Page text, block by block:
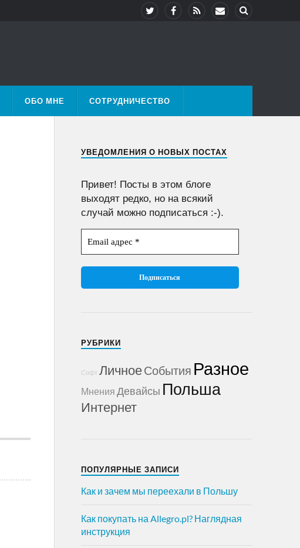
ОБО МНЕ СОТРУДНИЧЕСТВО
УВЕДОМЛЕНИЯ О НОВЫХ ПОСТАХ
Привет! Посты в этом блоге
выходят редко, но на всякий
случай можно подписаться :-).
РУБРИКИ
Софт ЛичноеСобытия Разное
Мнения Девайсы Польша
Интернет
ПОПУЛЯРНЫЕ ЗАПИСИ
Как и зачем мы переехали в Польшу
Как покупать на Allegro.pl? Наглядная
инструкция